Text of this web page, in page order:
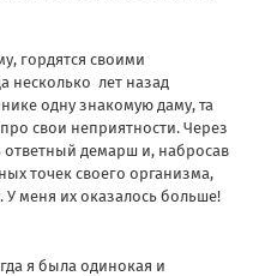
гордятся своими
несколько лет назад
одну знакомую даму, та
свои неприятности. Через
демарш и, набросав
точек своего организма,
меня их оказалось больше!
я была одинокая и